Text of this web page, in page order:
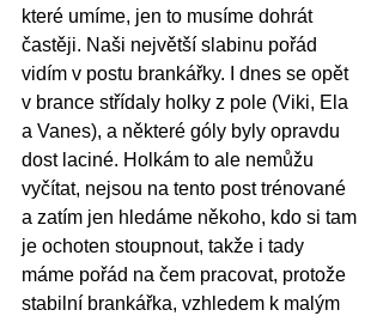
které umíme, jen to musíme dohrát
častěji. Naši největší slabinu pořád
vidím v postu brankářky. I dnes se opět
v brance střídaly holky z pole (Viki, Ela
a Vanes), a některé góly byly opravdu
dost laciné. Holkám to ale nemůžu
vyčítat, nejsou na tento post trénované
a zatím jen hledáme někoho, kdo si tam
je ochoten stoupnout, takže i tady
máme pořád na čem pracovat, protože
stabilní brankářka, vzhledem k malým